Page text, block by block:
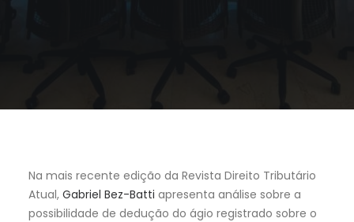
Na mais recente edição da Revista Direito Tributário
Atual, Gabriel Bez-Batti apresenta análise sobre a
possibilidade de dedução do ágio registrado sobre o